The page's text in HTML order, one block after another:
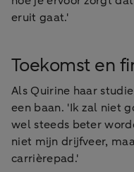
eruit gaat.'
Toekomst en
Als Quirine haar
een baan. 'Ik zal niet
wel steeds beter
niet mijn drijfveer,
carrièrepad.'